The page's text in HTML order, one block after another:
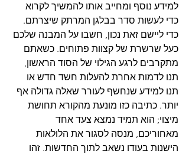
למידע נוסף ומחייב אותו להמשיך לקרוא
כדי לעשות סדר בבלגן המרתק שיצרתם.
כדי ליישם זאת נכון, חשבו על המבנה שלכם
כעל שרשרת של קצוות פתוחים. כשאתם
מתקרבים לרגע הגילוי של הסוד הראשון,
תנו לדמות אחרת להעלות חשד חדש או
תנו למידע שנחשף לעורר שאלה גדולה אף
יותר. כתיבה כזו מונעת מהקורא תחושת
מיצוי; הוא תמיד נמצא צעד אחד
מאחוריכם, מנסה לסגור את הלולאות
הישנות בעודו נשאב לתוך החדשות. זהו